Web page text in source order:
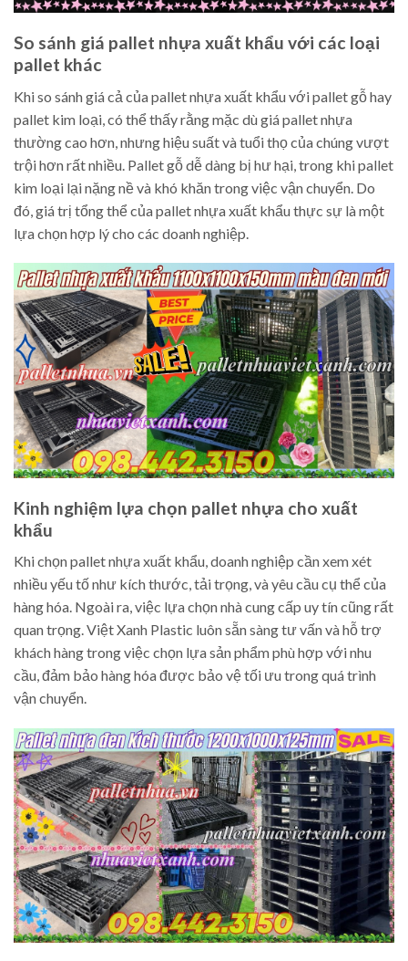
So sánh giá pallet nhựa xuất khẩu với các loại
pallet khác
Khi so sánh giá cả của pallet nhựa xuất khẩu với pallet gỗ hay
pallet kim loại, có thể thấy rằng mặc dù giá pallet nhựa
thường cao hơn, nhưng hiệu suất và tuổi thọ của chúng vượt
trội hơn rất nhiều. Pallet gỗ dễ dàng bị hư hại, trong khi pallet
kim loại lại nặng nề và khó khăn trong việc vận chuyển. Do
đó, giá trị tổng thể của pallet nhựa xuất khẩu thực sự là một
lựa chọn hợp lý cho các doanh nghiệp.
Kinh nghiệm lựa chọn pallet nhựa cho xuất
khẩu
Khi chọn pallet nhựa xuất khẩu, doanh nghiệp cần xem xét
nhiều yếu tố như kích thước, tải trọng, và yêu cầu cụ thể của
hàng hóa. Ngoài ra, việc lựa chọn nhà cung cấp uy tín cũng rất
quan trọng. Việt Xanh Plastic luôn sẵn sàng tư vấn và hỗ trợ
khách hàng trong việc chọn lựa sản phẩm phù hợp với nhu
cầu, đảm bảo hàng hóa được bảo vệ tối ưu trong quá trình
vận chuyển.